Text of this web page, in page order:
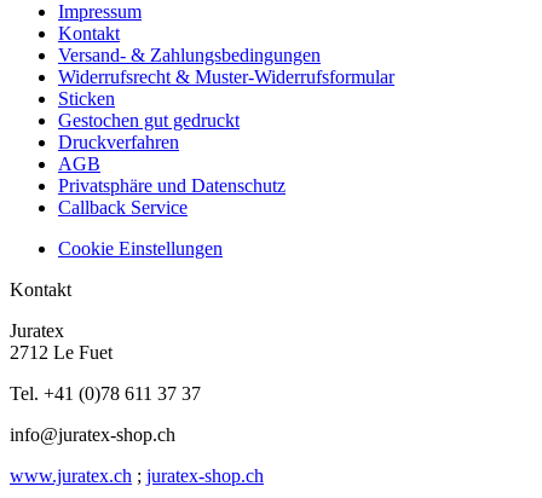
Impressum
Kontakt
Versand- & Zahlungsbedingungen
Widerrufsrecht & Muster-Widerrufsformular
Sticken
Gestochen gut gedruckt
Druckverfahren
AGB
Privatsphäre und Datenschutz
Callback Service
Cookie Einstellungen
Kontakt
Juratex
2712 Le Fuet
Tel. +41 (0)78 611 37 37
info@juratex-shop.ch
www.juratex.ch ; juratex-shop.ch